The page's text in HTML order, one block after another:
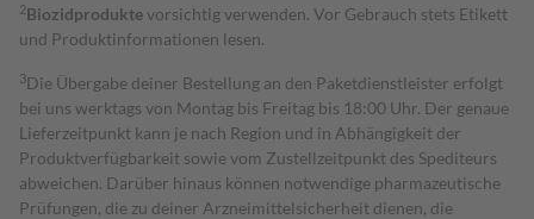
2Biozidproduktevorsichtig verwenden. Vor Gebrauch stets Etikett
und Produktinformationen lesen.
3Die Übergabe deiner Bestellung an den Paketdienstleister erfolgt
bei uns werktags von Montag bis Freitag bis 18:00 Uhr. Der genaue
Lieferzeitpunkt kann je nach Region und in Abhängigkeit der
Produktverfügbarkeit sowie vom Zustellzeitpunkt des Spediteurs
abweichen. Darüber hinaus können notwendige pharmazeutische
Prüfungen, die zu deiner Arzneimittelsicherheit dienen, die